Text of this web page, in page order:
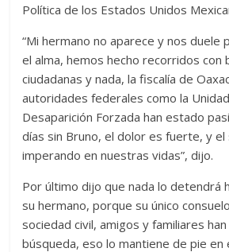
Política de los Estados Unidos
“Mi hermano no aparece y nos duele
el alma, hemos hecho recorridos con
ciudadanas y nada, la fiscalía de
autoridades federales como la
Desaparición Forzada han estado
días sin Bruno, el dolor es fuerte, y el
imperando en nuestras vidas”, dijo.
Por último dijo que nada lo detendrá
su hermano, porque su único
sociedad civil, amigos y familiares
búsqueda, eso lo mantiene de pie en